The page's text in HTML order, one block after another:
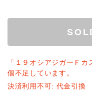
「１９オシアジガーＦ
個不足しています。
決済利用不可: 代金引換